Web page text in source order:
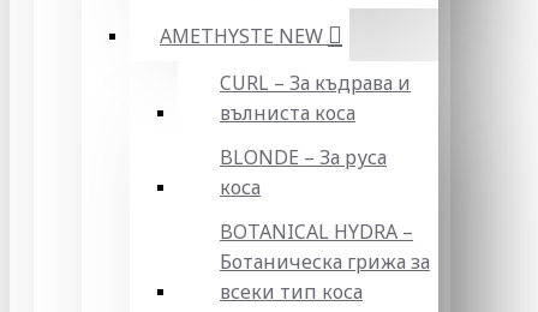
AMETHYSTE NEW
CURL – За къдрава и
вълниста коса
BLONDE – За руса
коса
BOTANICAL HYDRA –
Ботаническа грижа за
всеки тип коса